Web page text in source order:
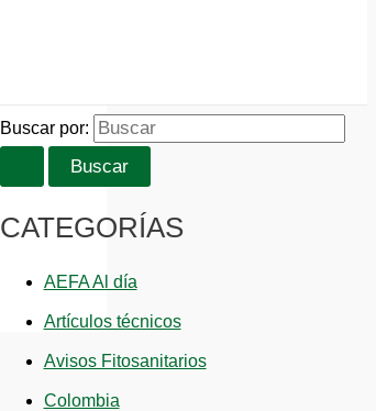
Buscar por:
CATEGORÍAS
AEFA Al día
Artículos técnicos
Avisos Fitosanitarios
Colombia